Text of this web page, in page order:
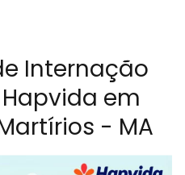
Internação
em
- MA